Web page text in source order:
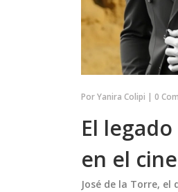
PorYanira Colipi | 0
El
en el
José de la Torre,